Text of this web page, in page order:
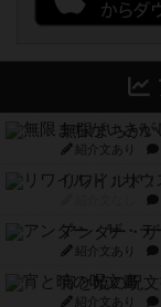
無限まちがい
紹介文あり
リワイルド
アンダー・
紹介文あり
宵と暁の呪文
紹介文あり